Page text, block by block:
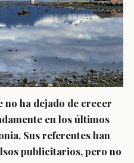
ha dejado de crecer
en los últimos
Sus referentes han
publicitarios, pero no